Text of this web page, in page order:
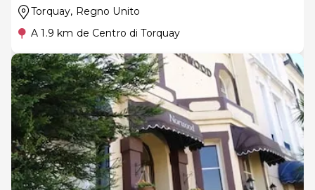
Torquay, Regno Unito
A 1.9 km de Centro di Torquay